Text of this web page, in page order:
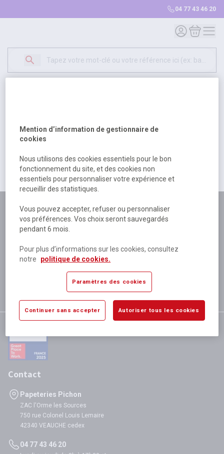
04 77 43 46 20
Mon compte
Mon
500
excuser pour la gêne occasionée.
Retour Retour à l'accueil
Plus de 180 personnes
à votre écoute
Plus de 80 000 références
disponibles
Expédition le jour même
si validation avant 12h
satisfaction totale
Contact
Papeteries Pichon
ZAC l'Orme les Sources
750 rue Colonel Louis Lemaire
42340 VEAUCHE cedex
04 77 43 46 20
Mention d’information de gestionnaire de
cookies
Nous utilisons des cookies essentiels pour le bon
fonctionnement du site, et des cookies non
essentiels pour personnaliser votre expérience et
recueillir des statistiques.
Vous pouvez accepter, refuser ou personnaliser
vos préférences. Vos choix seront sauvegardés
pendant 6 mois.
Pour plus d’informations sur les cookies, consultez
notre
politique de cookies.
Paramètres des cookies
Continuer sans accepter Autoriser tous les cookies